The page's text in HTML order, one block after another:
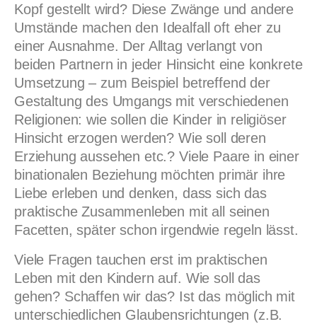
Kopf gestellt wird? Diese Zwänge und andere
Umstände machen den Idealfall oft eher zu
einer Ausnahme. Der Alltag verlangt von
beiden Partnern in jeder Hinsicht eine konkrete
Umsetzung – zum Beispiel betreffend der
Gestaltung des Umgangs mit verschiedenen
Religionen: wie sollen die Kinder in religiöser
Hinsicht erzogen werden? Wie soll deren
Erziehung aussehen etc.? Viele Paare in einer
binationalen Beziehung möchten primär ihre
Liebe erleben und denken, dass sich das
praktische Zusammenleben mit all seinen
Facetten, später schon irgendwie regeln lässt.
Viele Fragen tauchen erst im praktischen
Leben mit den Kindern auf. Wie soll das
gehen? Schaffen wir das? Ist das möglich mit
unterschiedlichen Glaubensrichtungen (z.B.